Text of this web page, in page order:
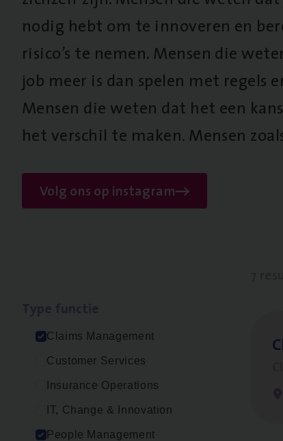
nodig hebt om te innoveren en
risico’s te nemen. Mensen die
job meer is dan spelen met regels
Mensen die weten dat het een
het verschil te maken. Mensen
Volg ons op instagram
Claims Management
Customer Services
Insurance Operations
IT, Change & Innovation
People Management